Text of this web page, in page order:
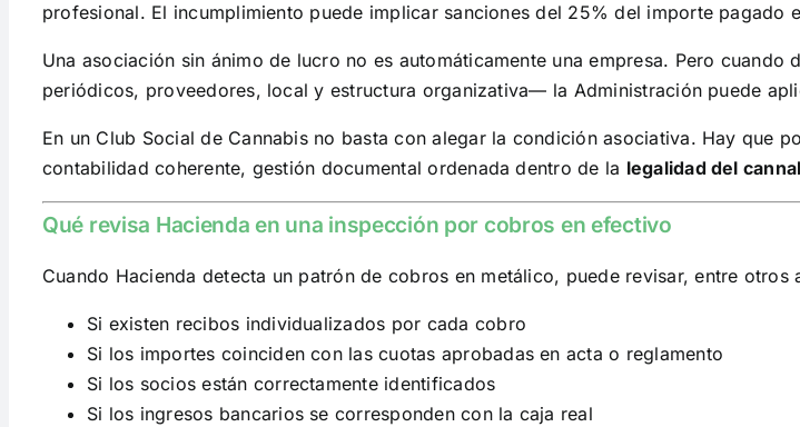
profesional. El incumplimiento puede implicar sanciones del 25% del importe pagado
Una asociación sin ánimo de lucro no es automáticamente una empresa. Pero
periódicos, proveedores, local y estructura organizativa— la Administración puede
En un Club Social de Cannabis no basta con alegar la condición asociativa. Hay que
contabilidad coherente, gestión documental ordenada dentro de la legalidad del
Qué revisa Hacienda en una inspección por cobros en efectivo
Cuando Hacienda detecta un patrón de cobros en metálico, puede revisar, entre otros
Si existen recibos individualizados por cada cobro
Si los importes coinciden con las cuotas aprobadas en acta o reglamento
Si los socios están correctamente identificados
Si los ingresos bancarios se corresponden con la caja real